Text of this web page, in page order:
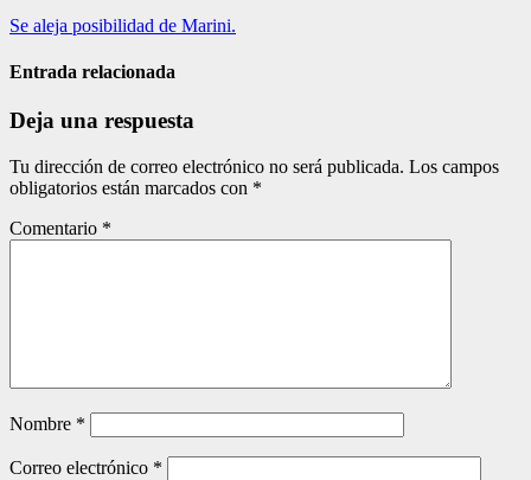
Navegación
de
Se aleja posibilidad de Marini.
Entrada relacionada
Deja una respuesta
Tu dirección de correo electrónico no será publicada. Los campos
obligatorios están marcados con *
Comentario *
Nombre *
Correo electrónico *